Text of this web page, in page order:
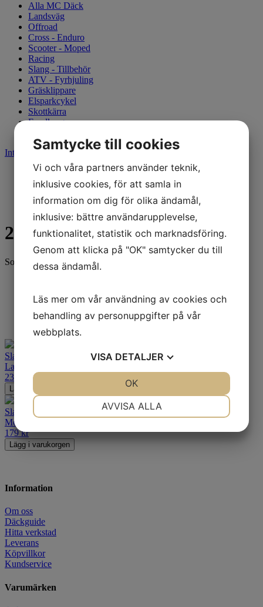
Alla MC Däck
Landsväg
Offroad
Cross - Enduro
Scooter - Moped
Racing
Slang - Tillbehör
ATV - Fyrhjuling
Gräsklippare
Elsparkcykel
Skottkärra
Fyndkorg
Integritetspolicy Cookies
Start
Slang - Tillbehör
2,75-17
2,75-17
Sortering
Alfabetisk A-Ö
Billigast
Slang Michelin 17MD
Landsvägs-slang
239
Lägg i varukorgen
Slang Continental A17M2
Moped-slang
179kr
Lägg i varukorgen
Information
Om oss
Däckguide
Hitta verkstad
Leverans
Köpvillkor
Kundservice
Varumärken
Samtycke till cookies
Vi och våra partners använder teknik,
inklusive cookies, för att samla in
information om dig för olika ändamål,
inklusive: bättre användarupplevelse,
funktionalitet, statistik och marknadsföring.
Genom att klicka på "OK" samtycker du till
dessa ändamål.
Läs mer om vår användning av cookies och
behandling av personuppgifter på vår
webbplats.
VISA DETALJER
MARKNADSFÖRING
AVVISA ALLA
OK